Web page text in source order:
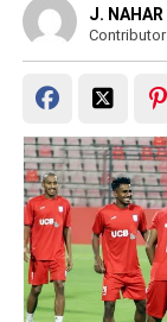
J. NAHAR
Contributor